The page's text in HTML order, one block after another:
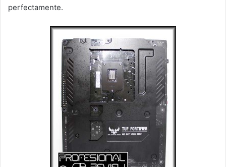
perfectamente.